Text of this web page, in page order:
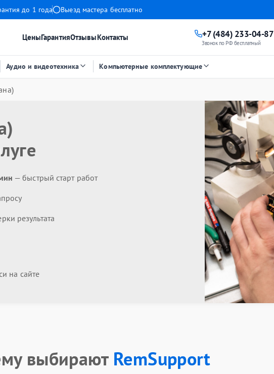
до 1 года Выезд мастера бесплатно
ЦеныГарантияОтзывыКонтакты +7 (484) 233-04-87
Звонок по РФ бесплатный
Аудио и видеотехника Компьютерные комплектующие
— быстрый старт работ
результата
на сайте
выбирают RemSupport